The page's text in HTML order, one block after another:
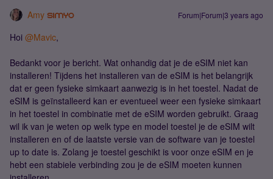
Amy Forum|Forum|3 years ago
Hoi @Mavic,
Bedankt voor je bericht. Wat onhandig dat je de eSIM niet kan
installeren! Tijdens het installeren van de eSIM is het belangrijk
dat er geen fysieke simkaart aanwezig is in het toestel. Nadat de
eSIM is geïnstalleerd kan er eventueel weer een fysieke simkaart
in het toestel in combinatie met de eSIM worden gebruikt. Graag
wil ik van je weten op welk type en model toestel je de eSIM wilt
installeren en of de laatste versie van de software van je toestel
up to date is. Zolang je toestel geschikt is voor onze eSIM en je
hebt een stabiele verbinding zou je de eSIM moeten kunnen